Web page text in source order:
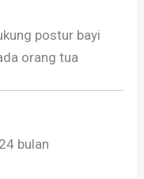
postur bayi
orang tua
bulan